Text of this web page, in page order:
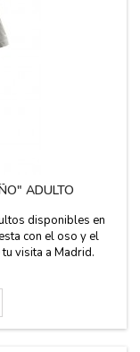
ADULTO
disponibles en
con el oso y el
visita a Madrid.